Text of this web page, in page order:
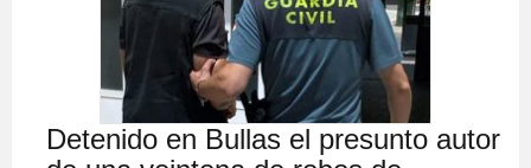
Detenido en Bullas el presunto autor